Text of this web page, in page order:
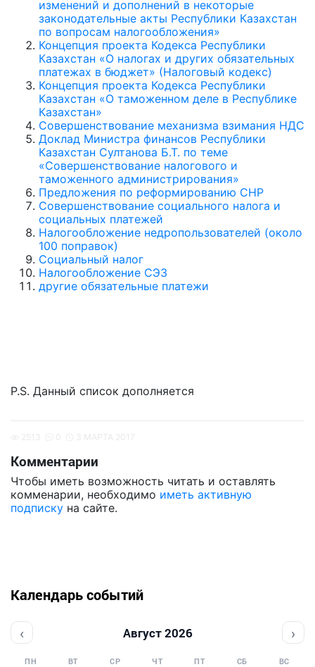
изменений и дополнений в некоторые
законодательные акты Республики Казахстан
по вопросам налогообложения»
Концепция проекта Кодекса Республики
Казахстан «О налогах и других обязательных
платежах в бюджет» (Налоговый кодекс)
Концепция проекта Кодекса Республики
Казахстан «О таможенном деле в Республике
Казахстан»
Совершенствование механизма взимания НДС
Доклад Министра финансов Республики
Казахстан Султанова Б.Т. по теме
«Совершенствование налогового и
таможенного администрирования»
Предложения по реформированию СНР
Совершенствование социального налога и
социальных платежей
Налогообложение недропользователей (около
100 поправок)
Социальный налог
Налогообложение СЭЗ
другие обязательные платежи
P.S. Данный список дополняется
Комментарии
Чтобы иметь возможность читать и оставлять
комменарии, необходимо иметь активную
подписку на сайте.
Календарь событий
‹ Август 2026 ›
ПН ВТ СР ЧТ ПТ СБ ВС